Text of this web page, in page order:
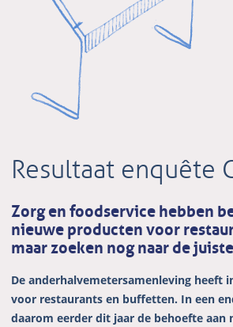
Resultaat enquête
Zorg en foodservice hebben
nieuwe producten voor
maar zoeken nog naar de
De anderhalvemetersamenleving heeft
voor restaurants en buffetten. In een
daarom eerder dit jaar de behoefte aan